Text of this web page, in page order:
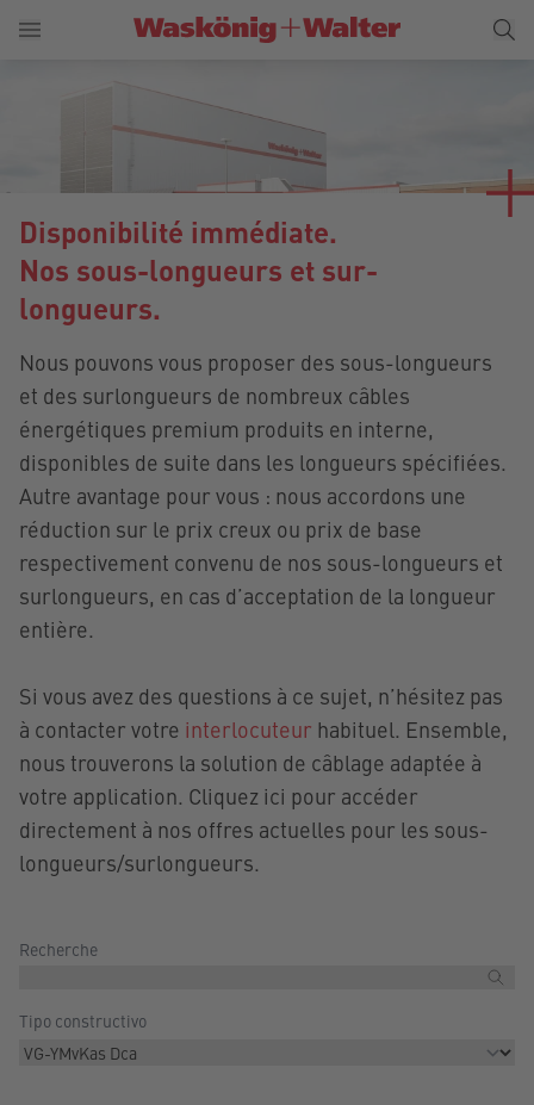
Disponibilité immédiate.
Nos sous-longueurs et sur-
longueurs.
Nous pouvons vous proposer des sous-longueurs
et des surlongueurs de nombreux câbles
énergétiques premium produits en interne,
disponibles de suite dans les longueurs spécifiées.
Autre avantage pour vous : nous accordons une
réduction sur le prix creux ou prix de base
respectivement convenu de nos sous-longueurs et
surlongueurs, en cas d’acceptation de la longueur
entière.
Si vous avez des questions à ce sujet, n’hésitez pas
à contacter votre interlocuteur habituel. Ensemble,
nous trouverons la solution de câblage adaptée à
votre application. Cliquez ici pour accéder
directement à nos offres actuelles pour les sous-
longueurs/surlongueurs.
Recherche
Tipo constructivo